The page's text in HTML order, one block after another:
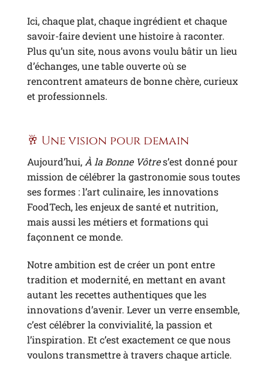
Ici, chaque plat, chaque ingrédient et chaque
savoir-faire devient une histoire à raconter.
Plus qu’un site, nous avons voulu bâtir un lieu
d’échanges, une table ouverte où se
rencontrent amateurs de bonne chère, curieux
et professionnels.
🥂 Une vision pour demain
Aujourd’hui, À la Bonne Vôtres’est donné pour
mission de célébrer la gastronomie sous toutes
ses formes : l’art culinaire, les innovations
FoodTech, les enjeux de santé et nutrition,
mais aussi les métiers et formations qui
façonnent ce monde.
Notre ambition est de créer un pont entre
tradition et modernité, en mettant en avant
autant les recettes authentiques que les
innovations d’avenir. Lever un verre ensemble,
c’est célébrer la convivialité, la passion et
l’inspiration. Et c’est exactement ce que nous
voulons transmettre à travers chaque article.